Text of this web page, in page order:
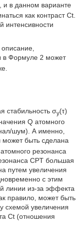
и в данном варианте
как контраст Ct.
интенсивности
в Формуле 2 может
стабильность σy(τ)
Q атомного
шум). А именно,
может быть сделана
резонанса
CPT большая
путем увеличения
с этим
линии из-за эффекта
правило, может быть
схемой увеличения
Ct (отношения